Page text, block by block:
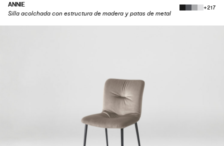
ANNIE
Silla acolchada con estructura de madera y patas de metal
+217